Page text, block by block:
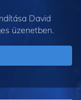
David
üzenetben.